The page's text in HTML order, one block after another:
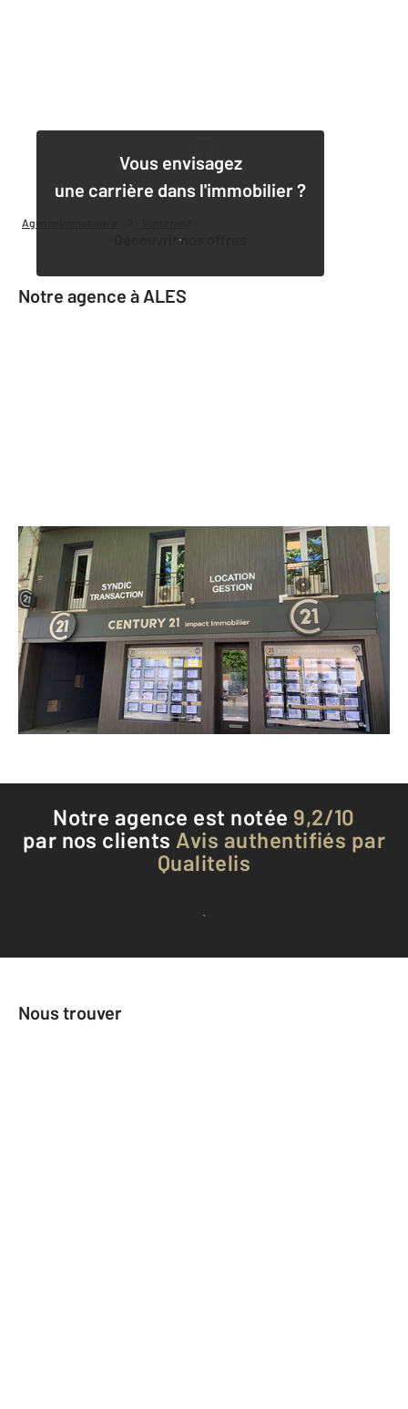
Agence immobilière
Vous envisagez
une carrière dans l'immobilier ?
Découvrir nos offres
Notre agence à ALES
CENTURY 21 Impact Immobilier
18 avenue du Général de Gaulle
ALES - 30100
Envoyer un message
Téléphoner à l'agence
Notre agence est notée 9,2/10
par nos clients Avis authentifiés par
Qualitelis
Voir tous les avis clients
Nous trouver